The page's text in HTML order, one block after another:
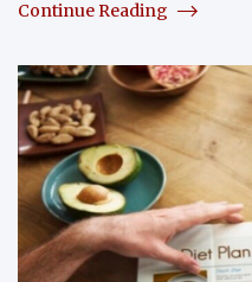
Continue Reading